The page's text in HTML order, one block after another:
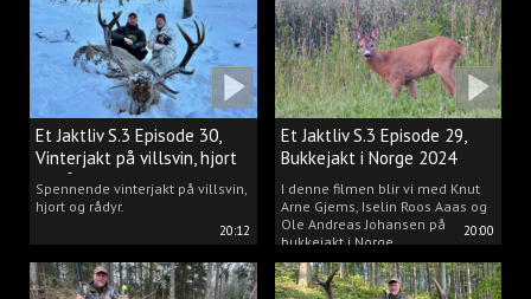
20:12
Et Jaktliv S.3 Episode 30,
Vinterjakt på villsvin, hjort
og rådyr.
Spennende vinterjakt på villsvin,
hjort og rådyr.
20:00
Et Jaktliv S.3 Episode 29,
Bukkejakt i Norge 2024
I denne filmen blir vi med Knut
Arne Gjems, Iselin Roos Aaas og
Ole Andreas Johansen på
bukkejakt i Norge.